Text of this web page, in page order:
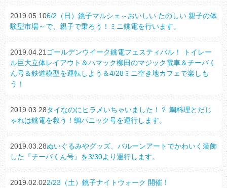
2019.05.106/2（日）銚子マルシェ～おいしい たのしい 親子の体
験型市場～で、親子で乗ろう！ミニ銚電を行います。
2019.04.21 ゴールデンウイーク銚電フェスティバル！ トイレー
ル巨大立体レイアウト＆ハマック柳田のマジック電車＆チーバく
ん号＆鉄道模型を運転しよう＆4/28ミニ空き地カフェで楽しも
う！
2019.03.28タイなのにヒラメいちゃいました！？ 鯛料理とだじ
ゃれは銚電を救う！鯛パニック号を運行します。
2019.03.28ぬいぐるみやグッズ、バルーンアートでかわいく装飾
した『チーバくん号』を3/30より運行します。
2019.02.022/23（土）銚子ナイトウォーク 開催！